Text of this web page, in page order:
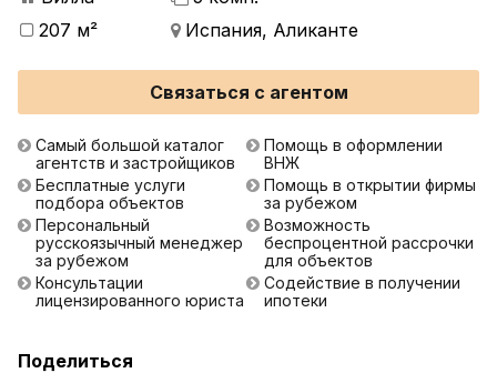
207 м²
Испания, Аликанте
Связаться с агентом
Самый большой каталог
агентств и застройщиков
Бесплатные услуги
подбора объектов
Персональный
русскоязычный менеджер
за рубежом
Консультации
лицензированного юриста
Помощь в оформлении
ВНЖ
Помощь в открытии фирмы
за рубежом
Возможность
беспроцентной рассрочки
для объектов
Содействие в получении
ипотеки
Поделиться